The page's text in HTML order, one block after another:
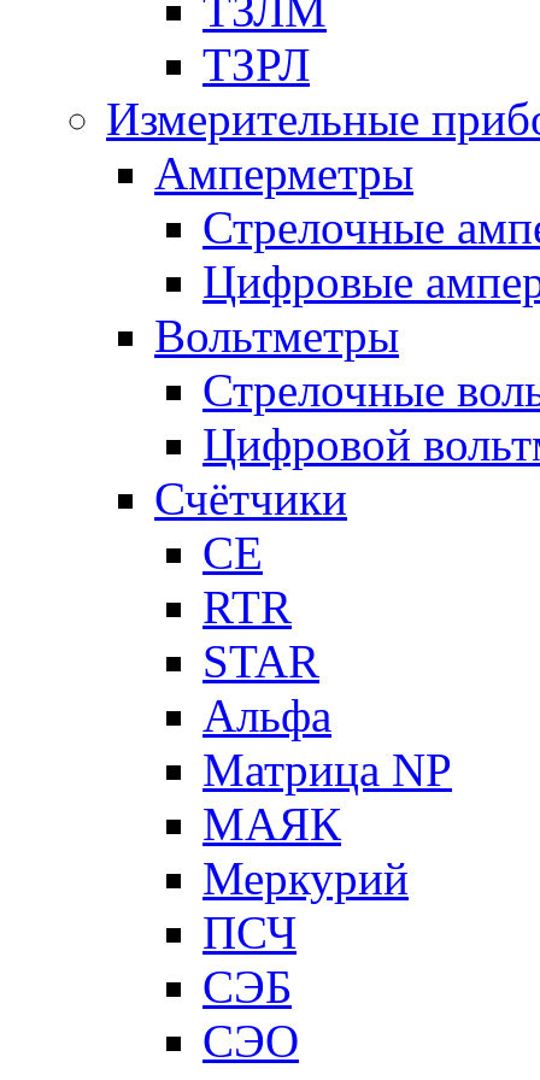
ТЗРЛ
Измерительные
Амперметры
Стрелочные
Цифровые
Вольтметры
Стрелочные
Цифровой
Счётчики
CE
RTR
STAR
Альфа
Матрица NP
МАЯК
Меркурий
ПСЧ
СЭБ
СЭО